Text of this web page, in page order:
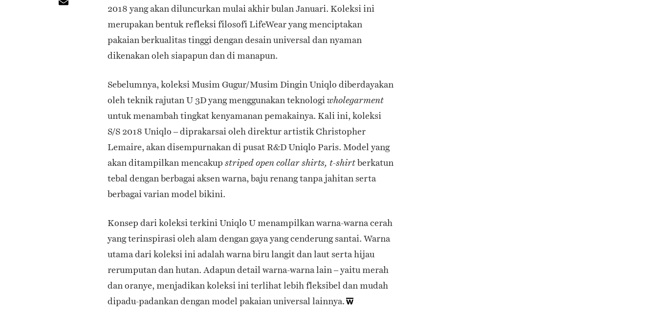
2018 yang akan diluncurkan mulai akhir bulan Januari. Koleksi ini
merupakan bentuk refleksi filosofi LifeWear yang menciptakan
pakaian berkualitas tinggi dengan desain universal dan nyaman
dikenakan oleh siapapun dan di manapun.
Sebelumnya, koleksi Musim Gugur/Musim Dingin Uniqlo diberdayakan
oleh teknik rajutan U 3D yang menggunakan teknologiwholegarment
untuk menambah tingkat kenyamanan pemakainya. Kali ini, koleksi
S/S 2018 Uniqlo – diprakarsai oleh direktur artistik Christopher
Lemaire, akan disempurnakan di pusat R&D Uniqlo Paris. Model yang
akan ditampilkan mencakup striped open collar shirts, t-shirtberkatun
tebal dengan berbagai aksen warna, baju renang tanpa jahitan serta
berbagai varian model bikini.
Konsep dari koleksi terkini Uniqlo U menampilkan warna-warna cerah
yang terinspirasi oleh alam dengan gaya yang cenderung santai. Warna
utama dari koleksi ini adalah warna biru langit dan laut serta hijau
rerumputan dan hutan. Adapun detail warna-warna lain – yaitu merah
dan oranye, menjadikan koleksi ini terlihat lebih fleksibel dan mudah
dipadu-padankan dengan model pakaian universal lainnya.